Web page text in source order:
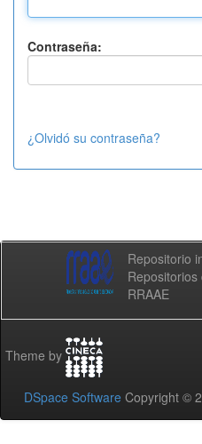
Contraseña:
¿Olvidó su contraseña?
Repositorio
RRAAE
Theme by
DSpace Software Copyright ©